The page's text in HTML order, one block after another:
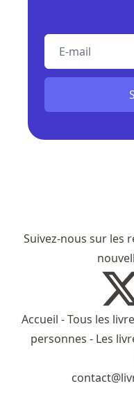
E-mail
Suivez-nous sur les
Accueil -Tous les
personnes - Les